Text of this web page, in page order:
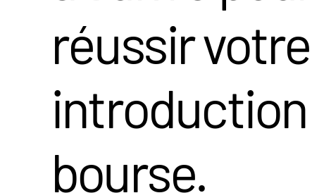
PRODUITS
SUPPLÉMENTAIRES
réussir votre
bourse.